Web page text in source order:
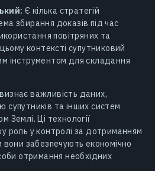
Є кілька стратегій
збирання доказів під час
повітряних та
контексті супутниковий
інструментом для складання
визнає важливість даних,
та інших систем
Землі. Ці технології
роль у контролі за дотриманням
вони забезпечують економічно
отримання необхідних